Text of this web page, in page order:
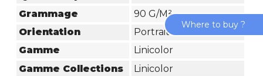
Grammage
90 G/m²
Orientation
Portrait
Gamme
Linicolor
Gamme Collections
Linicolor
Where to buy ?